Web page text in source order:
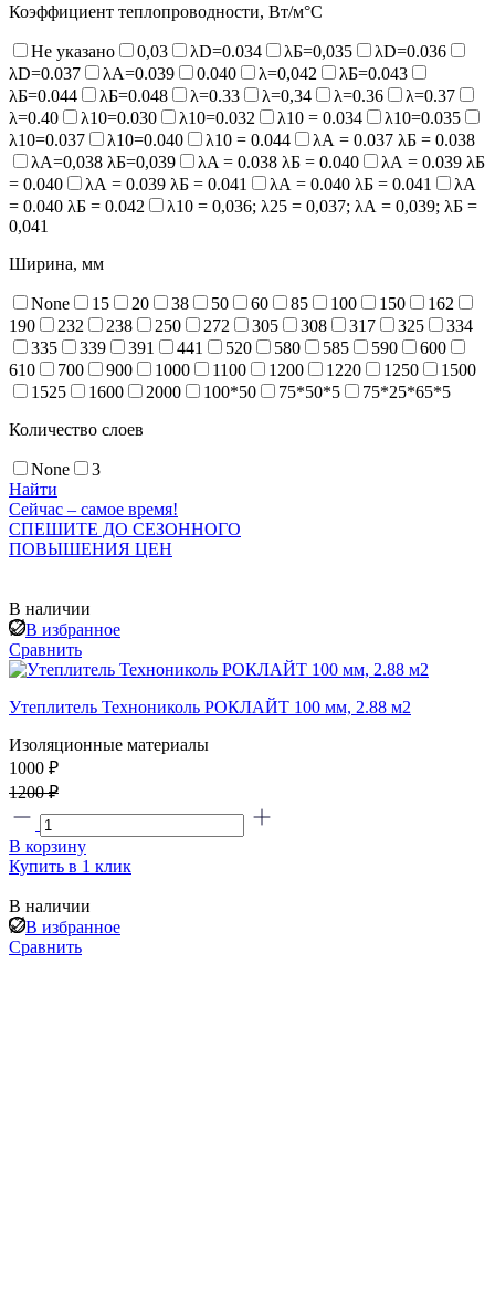
Коэффициент теплопроводности, Вт/м°С
Не указано 0,03 λD=0.034 λБ=0,035
λD=0.036
λD=0.037
λA=0.039 0.040 λ=0,042
λБ=0.043
λБ=0.044
λБ=0.048 λ=0.33 λ=0,34 λ=0.36
λ=0.37
λ=0.40
λ10=0.030 λ10=0.032 λ10 = 0.034
λ10=0.035
λ10=0.037
λ10=0.040 λ10 = 0.044
λА = 0.037 λБ = 0.038
λА=0,038 λБ=0,039
λA = 0.038 λБ = 0.040
λА = 0.039 λБ
= 0.040
λА = 0.039 λБ = 0.041 λА = 0.040 λБ = 0.041
λА
= 0.040 λБ = 0.042
λ10 = 0,036; λ25 = 0,037; λА = 0,039; λБ =
0,041
Ширина, мм
None 15 20 38 50 60 85 100 150
162
190
232 238 250 272 305 308 317 325
334
335
339 391 441 520 580 585 590
600
610
700 900 1000 1100 1200 1220 1250
1500
1525
1600 2000 100*50 75*50*5
75*25*65*5
Количество слоев
None
3
Найти
Сейчас – самое время!
СПЕШИТЕ ДО СЕЗОННОГО
ПОВЫШЕНИЯ ЦЕН
В наличии
В избранное
Сравнить
Утеплитель Технониколь РОКЛАЙТ 100 мм, 2.88 м2
Изоляционные материалы
1000 ₽
1200 ₽
В корзину
Купить в 1 клик
В наличии
В избранное
Сравнить